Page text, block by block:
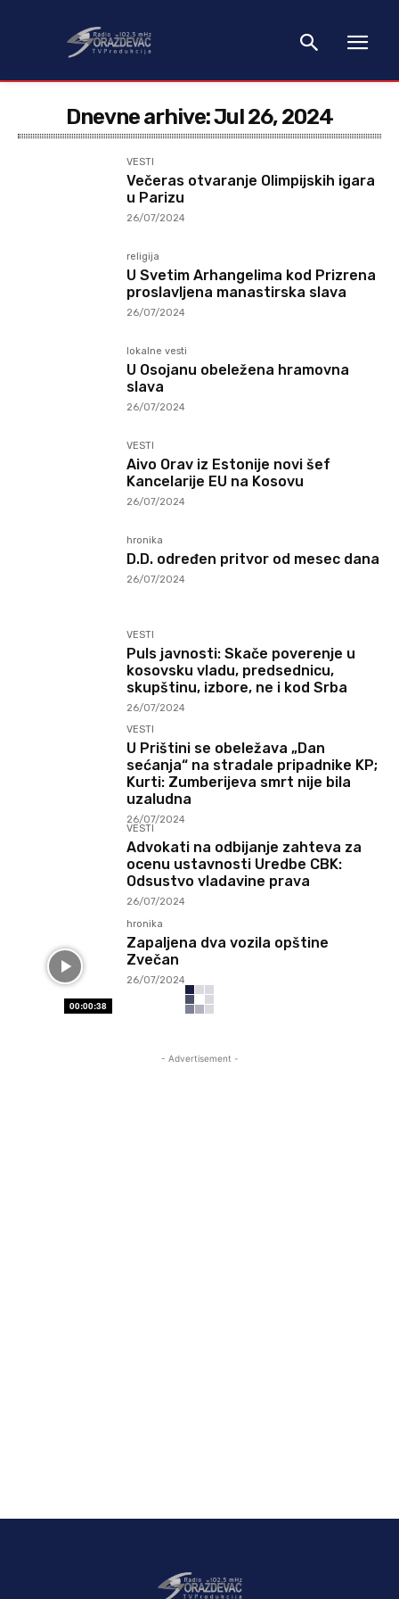
Dnevne arhive: Jul 26, 2024
VESTI
Večeras otvaranje Olimpijskih igara
u Parizu
26/07/2024
religija
U Svetim Arhangelima kod Prizrena
proslavljena manastirska slava
26/07/2024
lokalne vesti
U Osojanu obeležena hramovna
slava
26/07/2024
VESTI
Aivo Orav iz Estonije novi šef
Kancelarije EU na Kosovu
26/07/2024
hronika
D.D. određen pritvor od mesec dana
26/07/2024
VESTI
Puls javnosti: Skače poverenje u
kosovsku vladu, predsednicu,
skupštinu, izbore, ne i kod Srba
26/07/2024
VESTI
U Prištini se obeležava „Dan
sećanja“ na stradale pripadnike KP;
Kurti: Zumberijeva smrt nije bila
uzaludna
26/07/2024
VESTI
Advokati na odbijanje zahteva za
ocenu ustavnosti Uredbe CBK:
Odsustvo vladavine prava
26/07/2024
00:00:38
hronika
Zapaljena dva vozila opštine
Zvečan
26/07/2024
- Advertisement -